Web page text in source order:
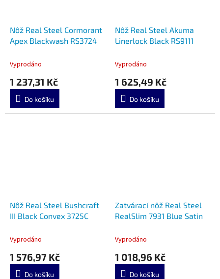
Nôž Real Steel Cormorant
Apex Blackwash RS3724
Vyprodáno
1 237,31 Kč
Do košíku
Nôž Real Steel Akuma
Linerlock Black RS9111
Vyprodáno
1 625,49 Kč
Do košíku
Nôž Real Steel Bushcraft
III Black Convex 3725C
Vyprodáno
1 576,97 Kč
Do košíku
Zatvárací nôž Real Steel
RealSlim 7931 Blue Satin
Vyprodáno
1 018,96 Kč
Do košíku